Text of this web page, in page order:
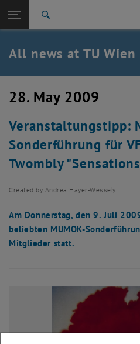
TU Login
Quicklinks
Toggle quicklinks menu
Studies
Career
Back: list subpages of parent page
Back to:
TU Wien Homepage
Overview
All news at TU Wien
28. May 2009
Veranstaltungstipp:
Sonderführung für
Twombly
Created by Andrea Hayer-Wessely
Am Donnerstag, den 9. Juli
beliebten MUMOK-
Mitglieder statt.